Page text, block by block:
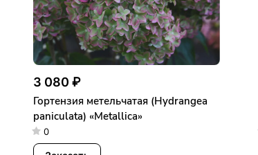
3 080 ₽
Гортензия метельчатая (Hydrangea
paniculata) «Metallica»
0